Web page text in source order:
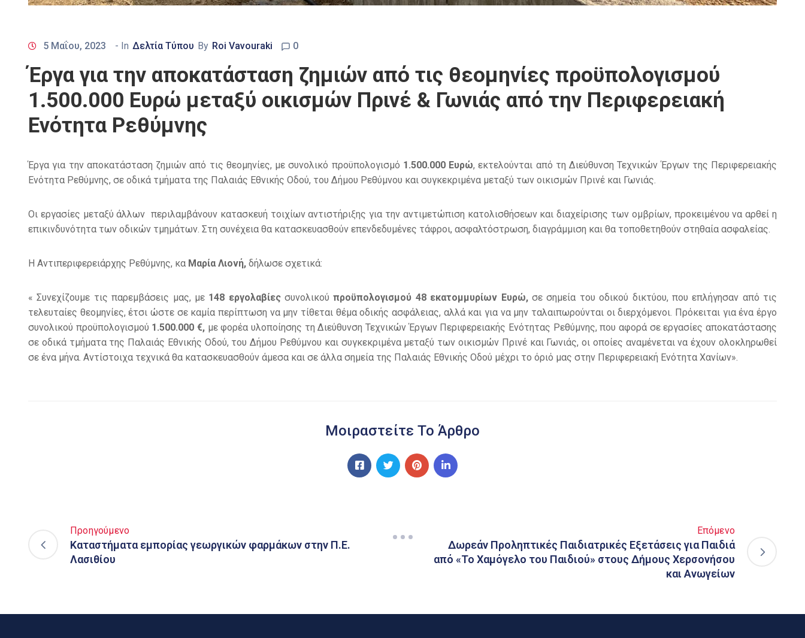
5 Μαΐου, 2023 - In Δελτία Τύπου By Roi Vavouraki 0
Έργα για την αποκατάσταση ζημιών από τις θεομηνίες προϋπολογισμού
1.500.000 Ευρώ μεταξύ οικισμών Πρινέ & Γωνιάς από την Περιφερειακή
Ενότητα Ρεθύμνης
Έργα για την αποκατάσταση ζημιών από τις θεομηνίες, με συνολικό προϋπολογισμό 1.500.000 Ευρώ, εκτελούνται από τη Διεύθυνση Τεχνικών Έργων της Περιφερειακής
Ενότητα Ρεθύμνης, σε οδικά τμήματα της Παλαιάς Εθνικής Οδού, του Δήμου Ρεθύμνου και συγκεκριμένα μεταξύ των οικισμών Πρινέ και Γωνιάς.
Οι εργασίες μεταξύ άλλων περιλαμβάνουν κατασκευή τοιχίων αντιστήριξης για την αντιμετώπιση κατολισθήσεων και διαχείρισης των ομβρίων, προκειμένου να αρθεί η
επικινδυνότητα των οδικών τμημάτων. Στη συνέχεια θα κατασκευασθούν επενδεδυμένες τάφροι, ασφαλτόστρωση, διαγράμμιση και θα τοποθετηθούν στηθαία ασφαλείας.
Η Αντιπεριφερειάρχης Ρεθύμνης, κα Μαρία Λιονή, δήλωσε σχετικά:
« Συνεχίζουμε τις παρεμβάσεις μας, με 148 εργολαβίεςσυνολικούπροϋπολογισμού 48 εκατομμυρίων Ευρώ,σε σημεία του οδικού δικτύου, που επλήγησαν από τις
τελευταίες θεομηνίες, έτσι ώστε σε καμία περίπτωση να μην τίθεται θέμα οδικής ασφάλειας, αλλά και για να μην ταλαιπωρούνται οι διερχόμενοι. Πρόκειται για ένα έργο
συνολικού προϋπολογισμού 1.500.000 €, με φορέα υλοποίησης τη Διεύθυνση Τεχνικών Έργων Περιφερειακής Ενότητας Ρεθύμνης, που αφορά σε εργασίες αποκατάστασης
σε οδικά τμήματα της Παλαιάς Εθνικής Οδού, του Δήμου Ρεθύμνου και συγκεκριμένα μεταξύ των οικισμών Πρινέ και Γωνιάς, οι οποίες αναμένεται να έχουν ολοκληρωθεί
σε ένα μήνα. Αντίστοιχα τεχνικά θα κατασκευασθούν άμεσα και σε άλλα σημεία της Παλαιάς Εθνικής Οδού μέχρι το όριό μας στην Περιφερειακή Ενότητα Χανίων».
Μοιραστείτε Το Άρθρο
Προηγούμενο
Καταστήματα εμπορίας γεωργικών φαρμάκων στην Π.Ε.
Λασιθίου
Επόμενο
Δωρεάν Προληπτικές Παιδιατρικές Εξετάσεις για Παιδιά
από «Το Χαμόγελο του Παιδιού» στους Δήμους Χερσονήσου
και Ανωγείων